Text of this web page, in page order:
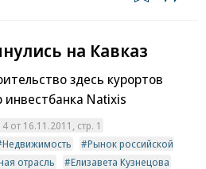
на Кавказ
здесь курортов
Natixis
от 16.11.2011, стр. 1
Недвижимость
Рынок российской
отрасль
Елизавета Кузнецова